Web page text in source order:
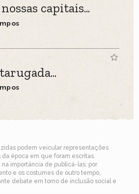
capitais...
podem veicular representações
época em que foram escritas.
importância de publicá-las: por
e os costumes de outro tempo,
debate em torno de inclusão social e